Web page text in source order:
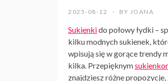
2025-08-12 BY JOANA
Sukienkido połowy łydki –
kilku modnych sukienek,
wpisują się w gorące trendy
kilka. Przepięknym
znajdziesz różne